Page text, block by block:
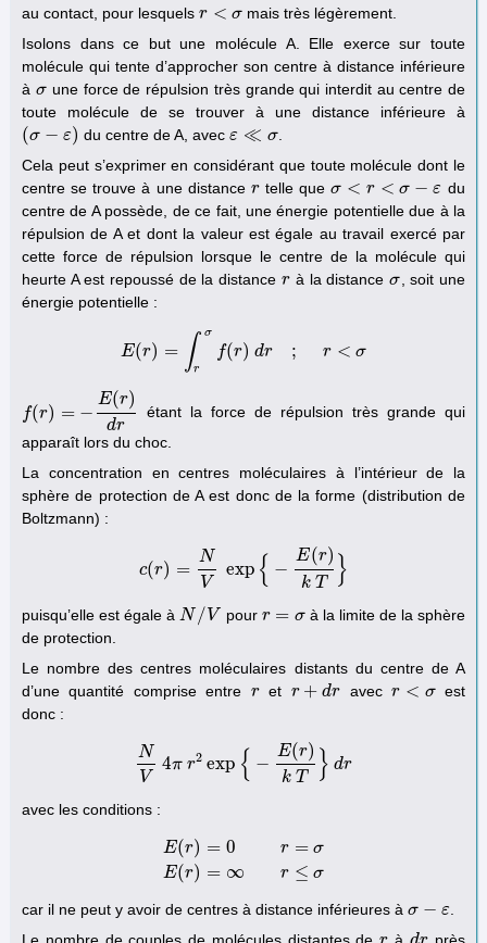
au contact, pour lesquels r < σ
r< σ
mais très légèrement.
Isolons dans ce but une molécule A. Elle exerce sur toute
molécule qui tente d’approcher son centre à distance inférieure
à σ
σ une force de répulsion très grande qui interdit au centre de
toute molécule de se trouver à une distance inférieure à
(σ − ε)
(σ− ε) du centre de A, avecε ≪ σ
ε≪σ
.
Cela peut s’exprimer en considérant que toute molécule dont le
centre se trouve à une distance r
r telle queσ < r < σ − ε
σ<r< σ−ε
du
centre de A possède, de ce fait, une énergie potentielle due à la
répulsion de A et dont la valeur est égale au travail exercé par
cette force de répulsion lorsque le centre de la molécule qui
heurte A est repoussé de la distance r
r à la distance σ
σ
, soit une
énergie potentielle :
E(r) = ∫ σ
r
f(r) dr ; r < σ
(r rσf(r ) dr <
f(r) = −
E(r)
dr
f(r)=− E( )d r
étant la force de répulsion très grande qui
apparaît lors du choc.
La concentration en centres moléculaires à l’intérieur de la
sphère de protection de A est donc de la forme (distribution de
Boltzmann) :
c(r) =
N
V
exp { −
E(r)
k T }
(r) =NV exp{ − (r) k T}
puisqu’elle est égale à N /V
N/ V pour r = σ
r= σ
à la limite de la sphère
de protection.
Le nombre des centres moléculaires distants du centre de A
d’une quantité comprise entre r
r et r + dr
r+dr avecr < σ
r< σ
est
donc :
N
V
4π r2 exp { −
E(r)
k T } dr
NV 4π r2exp{ −E r)k T} dr
avec les conditions :
E(r) = 0
E(r) = ∞
r = σ
r ≤ σ
E r)
car il ne peut y avoir de centres à distance inférieures à σ − ε
σ−ε
.